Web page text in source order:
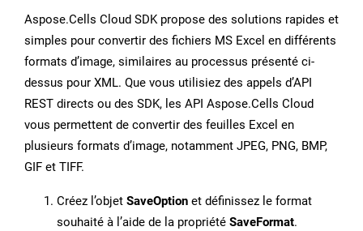
Aspose.Cells Cloud SDK propose des solutions rapides et
simples pour convertir des fichiers MS Excel en différents
formats d’image, similaires au processus présenté ci-
dessus pour XML. Que vous utilisiez des appels d’API
REST directs ou des SDK, les API Aspose.Cells Cloud
vous permettent de convertir des feuilles Excel en
plusieurs formats d’image, notamment JPEG, PNG, BMP,
GIF et TIFF.
Créez l’objet SaveOption et définissez le format
souhaité à l’aide de la propriété SaveFormat.